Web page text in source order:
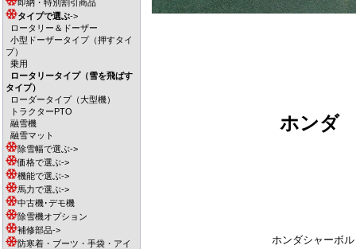
即納・特別割引商品
タイプで選ぶ->
ロータリー＆ドーザー
小型ドーザータイプ（押すタイ
プ）
乗用
ロータリータイプ（雪を飛ばす
タイプ）
ローダータイプ（大型機）
トラクターPTO
融雪機
融雪マット
除雪幅で選ぶ->
価格で選ぶ->
機能で選ぶ->
馬力で選ぶ->
中古機･デモ機
除雪機オプション
補修部品->
防寒着・ブーツ・手袋・アイ
ホン
ホンダシャーボ